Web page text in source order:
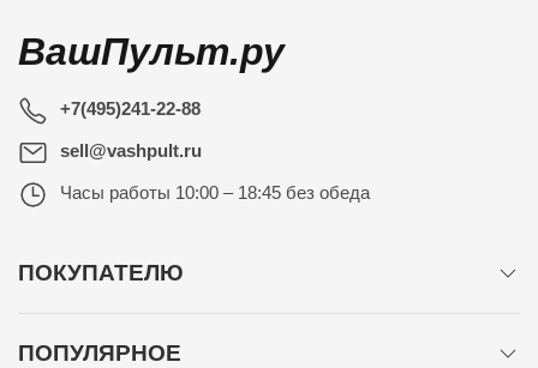
ВашПульт.ру
+7(495)241-22-88
sell@vashpult.ru
Часы работы 10:00 – 18:45 без обеда
ПОКУПАТЕЛЮ
ПОПУЛЯРНОЕ